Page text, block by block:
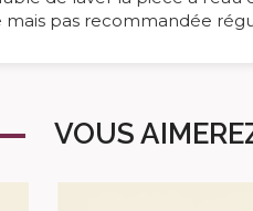
mais pas recommandée
VOUS